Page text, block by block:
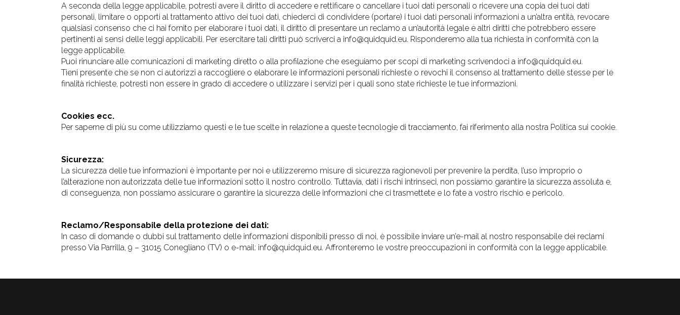
A seconda della legge applicabile, potresti avere il diritto di accedere e rettificare o cancellare i tuoi dati personali o ricevere una copia dei tuoi dati
personali, limitare o opporti al trattamento attivo dei tuoi dati, chiederci di condividere (portare) i tuoi dati personali informazioni a un’altra entità, revocare
qualsiasi consenso che ci hai fornito per elaborare i tuoi dati, il diritto di presentare un reclamo a un’autorità legale e altri diritti che potrebbero essere
pertinenti ai sensi delle leggi applicabili. Per esercitare tali diritti può scriverci a info@quidquid.eu. Risponderemo alla tua richiesta in conformità con la
legge applicabile.
Puoi rinunciare alle comunicazioni di marketing diretto o alla profilazione che eseguiamo per scopi di marketing scrivendoci a info@quidquid.eu.
Tieni presente che se non ci autorizzi a raccogliere o elaborare le informazioni personali richieste o revochi il consenso al trattamento delle stesse per le
finalità richieste, potresti non essere in grado di accedere o utilizzare i servizi per i quali sono state richieste le tue informazioni.
Cookies ecc.
Per saperne di più su come utilizziamo questi e le tue scelte in relazione a queste tecnologie di tracciamento, fai riferimento alla nostra Politica sui cookie.
Sicurezza:
La sicurezza delle tue informazioni è importante per noi e utilizzeremo misure di sicurezza ragionevoli per prevenire la perdita, l’uso improprio o
l’alterazione non autorizzata delle tue informazioni sotto il nostro controllo. Tuttavia, dati i rischi intrinseci, non possiamo garantire la sicurezza assoluta e,
di conseguenza, non possiamo assicurare o garantire la sicurezza delle informazioni che ci trasmettete e lo fate a vostro rischio e pericolo.
Reclamo/Responsabile della protezione dei dati:
In caso di domande o dubbi sul trattamento delle informazioni disponibili presso di noi, è possibile inviare un’e-mail al nostro responsabile dei reclami
presso Via Parrilla, 9 – 31015 Conegliano (TV) o e-mail: info@quidquid.eu. Affronteremo le vostre preoccupazioni in conformità con la legge applicabile.